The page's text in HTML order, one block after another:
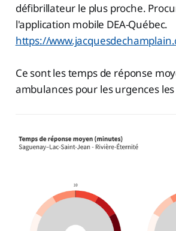
défibrillateur le plus proche.
l'application mobile DEA-Québec.
https://
Ce sont les temps de réponse
ambulances pour les urgences